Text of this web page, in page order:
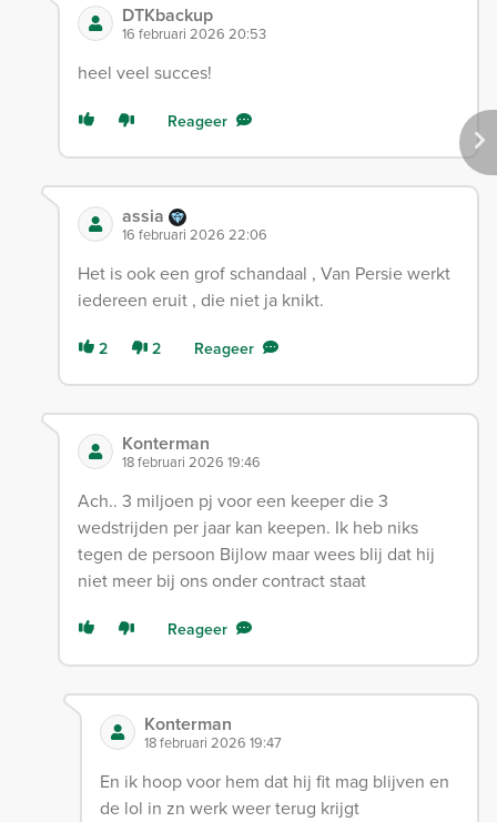
DTKbackup
16 februari 2026 20:53
heel veel succes!
Reageer
assia
16 februari 2026 22:06
Het is ook een grof schandaal , Van Persie werkt
iedereen eruit , die niet ja knikt.
2 2 Reageer
Konterman
18 februari 2026 19:46
Ach.. 3 miljoen pj voor een keeper die 3
wedstrijden per jaar kan keepen. Ik heb niks
tegen de persoon Bijlow maar wees blij dat hij
niet meer bij ons onder contract staat
Reageer
Konterman
18 februari 2026 19:47
En ik hoop voor hem dat hij fit mag blijven en
de lol in zn werk weer terug krijgt